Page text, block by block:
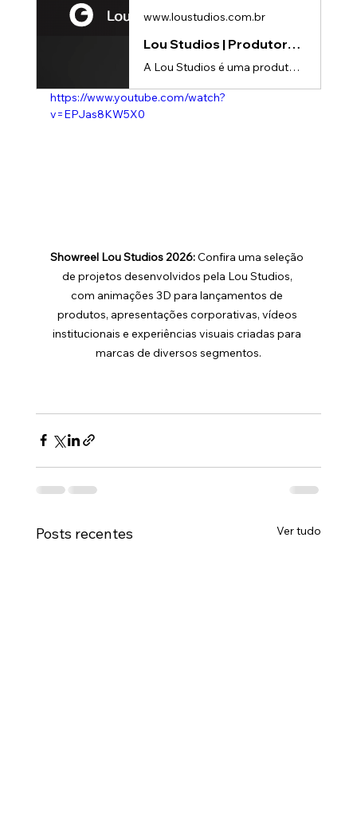
www.loustudios.com.br
Lou Studios | Produtora de vídeos
A Lou Studios é uma produtora de vídeos, especializada em animações 3D para lançamento de produtos.
https://www.youtube.com/watch?
v=EPJas8KW5X0
Showreel Lou Studios 2026: Confira uma seleção
de projetos desenvolvidos pela Lou Studios,
com animações 3D para lançamentos de
produtos, apresentações corporativas, vídeos
institucionais e experiências visuais criadas para
marcas de diversos segmentos.
Posts recentes Ver tudo